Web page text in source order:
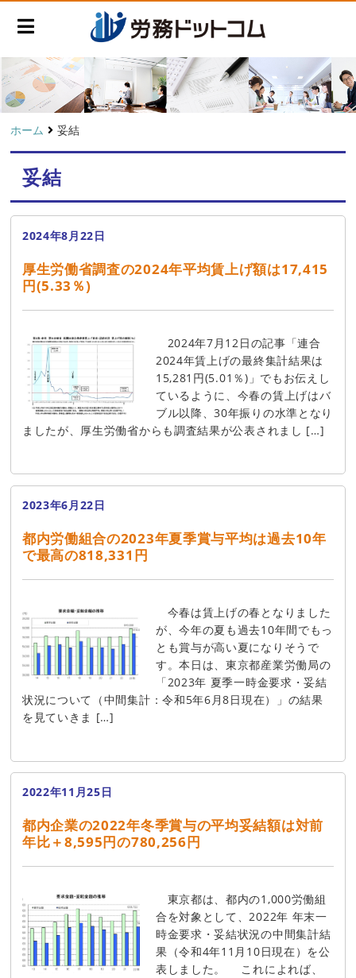
ホーム 妥結
妥結
2024年8月22日
厚生労働省調査の2024年平均賃上げ額は17,415
円(5.33％)
2024年7月12日の記事「連合
2024年賃上げの最終集計結果は
15,281円(5.01％)」でもお伝えし
ているように、今春の賃上げはバ
ブル以降、30年振りの水準となり
ましたが、厚生労働省からも調査結果が公表されまし […]
2023年6月22日
都内労働組合の2023年夏季賞与平均は過去10年
で最高の818,331円
今春は賃上げの春となりました
が、今年の夏も過去10年間でもっ
とも賞与が高い夏になりそうで
す。本日は、東京都産業労働局の
「2023年 夏季一時金要求・妥結
状況について（中間集計：令和5年6月8日現在）」の結果
を見ていきま […]
2022年11月25日
都内企業の2022年冬季賞与の平均妥結額は対前
年比＋8,595円の780,256円
東京都は、都内の1,000労働組
合を対象として、2022年 年末一
時金要求・妥結状況の中間集計結
果（令和4年11月10日現在）を公
表しました。 これによれば、